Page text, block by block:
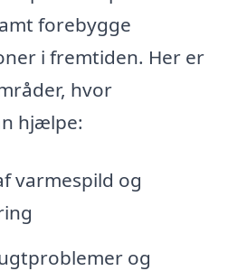
forebygge
i fremtiden. Her er
hvor
hjælpe:
varmespild og
og